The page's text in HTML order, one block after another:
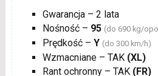
Gwarancja – 2 lata
Nośność – 95 (do 690 kg/
Prędkość – Y (do 300 km/h)
Wzmacniane – TAK (XL)
Rant ochronny – TAK (FR)